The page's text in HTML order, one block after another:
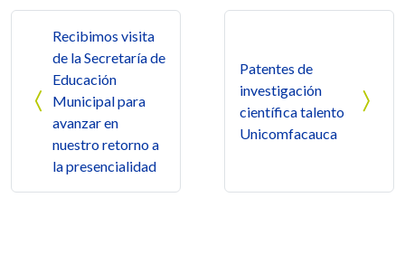
Recibimos visita
de la Secretaría de
Educación
Municipal para
avanzar en
nuestro retorno a
la presencialidad
Patentes de
investigación
científica talento
Unicomfacauca